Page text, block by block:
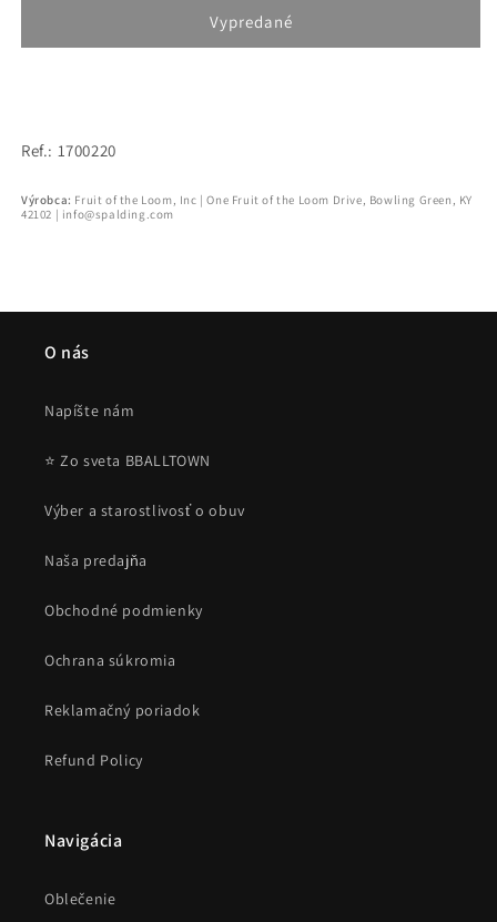
Excel
(sz.
Spalding
Excel
Vypredané
Ref.: 1700220
Výrobca: Fruit of the Loom, Inc | One Fruit of the Loom Drive, Bowling Green, KY
42102 | info@spalding.com
O nás
Napíšte nám
⭐ Zo sveta BBALLTOWN
Výber a starostlivosť o obuv
Naša predajňa
Obchodné podmienky
Ochrana súkromia
Reklamačný poriadok
Refund Policy
Navigácia
Oblečenie